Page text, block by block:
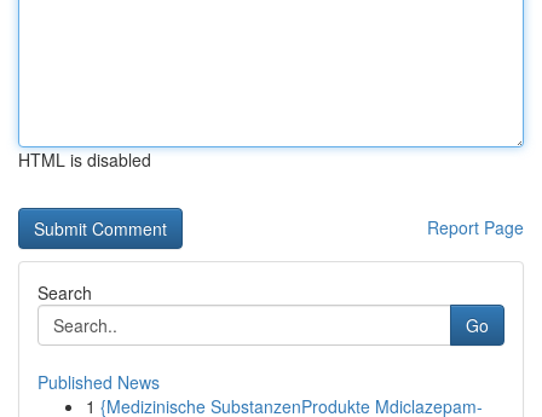
HTML is disabled
Report Page
Search
Go
Published News
1 {Medizinische SubstanzenProdukte Mdiclazepam-